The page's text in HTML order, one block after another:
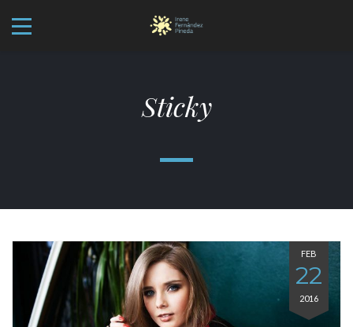
Sticky
FEB
22
2016